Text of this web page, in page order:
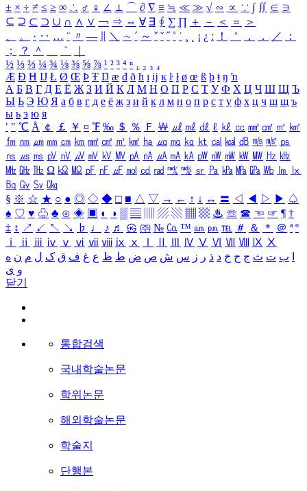
± × ÷ ≠ ≤ ≥ ∞ ∴ ♂ ♀ ∠ ⊥ ⌒ ∂ ∇ ≡ ≒ ≪ ≫ √ ∽ ∝ ∵ ∫ ∬ ∈ ∋
⊆ ⊇ ⊂ ⊃ ∪ ∩ ∧ ∨ ￢ ⇒ ⇔ ∀ ∃ ∮ ∑ ∏ ＋ － ＜ ＝
＞
、
。 · ‥ … ¨ 〃 ― ＼ ∼ ´ ～ ˇ ˘ ˝ ˚ ˙ ¸ ¡ ¿ ː ！ ＇ ， ． ／
：
；
？ ＾ ｀
½ ⅓ ⅔ ¼ ¾ ⅛ ⅜ ⅝ ⅞ ¹ ² ³ ⁴ ⁿ ₁ ₂ ₃ ₄
Æ Ð Ħ Ĳ Ł Ø Œ Þ Ŧ Ŋ æ đ ð ħ ı ĳ ĸ ŀ ł ø œ ß þ ŧ ŋ ŉ
А Б В Г Д Е Ё Ж З И Й К Л М Н О П Р С Т У Ф Х Ц Ч Ш Щ Ъ
Ы Ь Э Ю Я а б в г д е ё ж з и й к л м н о п р с т у ф х ц ч ш щ ъ
ы ь э ю я
′ ″ ℃ Å ￠ ￡ ￥ ¤ ℉ ‰ ＄ ％ Ｆ ￦ ㎕ ㎖ ㎗ ℓ ㎘ ㏄ ㎣ ㎤ ㎥ ㎦
㎙ ㎚ ㎛ ㎜ ㎝ ㎞ ㎟ ㎠ ㎡ ㎢ ㏊ ㎍ ㎎ ㎏ ㏏ ㎈ ㎉ ㏈ ㎧ ㎨ ㎰
㎱ ㎲ ㎳ ㎴ ㎵ ㎶ ㎷ ㎸ ㎹ ㎀ ㎁ ㎂ ㎃ ㎄ ㎺ ㎻ ㎽ ㎾ ㎿ ㎐ ㎑
㎒ ㎓ ㎔ Ω ㏀ ㏁ ㎊ ㎋ ㎌ ㏖ ㏅ ㎭ ㎮ ㎯ ㏛ ㎩ ㎪ ㎫ ㎬ ㏝ ㏐
㏓
㏃ ㏉ ㏜ ㏆
§ ※ ☆ ★ ○ ● ◎ ◇ ◆ □ ■ △ ▽ → ← ↑ ↓ ↔ 〓 ◁ ◀ ▷ ▶ ♤
♠ ♡ ♥ ♧ ♣ ⊙ ◈ ▣ ◐ ◑ ▒ ▤ ▨ ▧ ▦ ▩ ♨ ☏ ☎ ☜ ☞ ¶ †
‡ ↕ ↗ ↙ ↖ ↘ ♭ ♩ ♪ ♬ ㉿ ㈜ № ㏇ ™ ㏂ ㏘ ℡ ＃ ＆ ＊ ＠ ª º
ⅰ
ⅱ ⅲ ⅳ ⅴ ⅵ ⅶ ⅷ ⅸ ⅹ Ⅳ Ⅴ Ⅵ Ⅶ Ⅷ Ⅸ Ⅹ
ب ت ث ج ح خ د ذ ر ز س ش ص ض ط ظ ع غ ف ق ک ل م ن ه
و ی
닫기
통합검색
국내학술논문
학위논문
해외학술논문
학술지
단행본